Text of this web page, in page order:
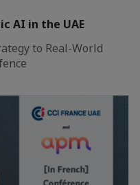
AI in the UAE
to Real-World